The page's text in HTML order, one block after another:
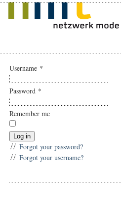
Username *
Password *
Remember me
Log in
Forgot your password?
Forgot your username?